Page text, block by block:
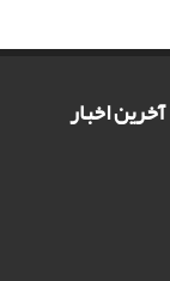
آخرین اخبار